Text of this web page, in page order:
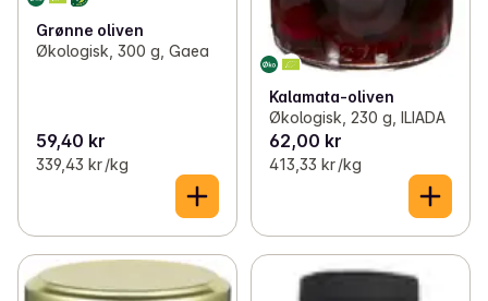
Grønne oliven
Økologisk, 300 g, Gaea
59,40 kr
339,43 kr /kg
Kalamata-oliven
Økologisk, 230 g, ILIADA
62,00 kr
413,33 kr /kg